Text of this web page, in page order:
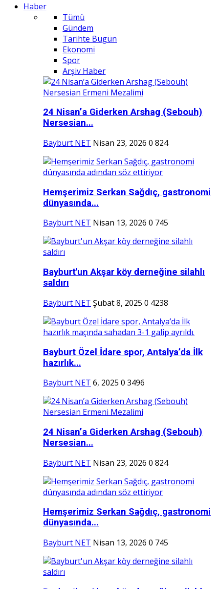
Haber
Tümü
Gündem
Tarihte Bugün
Ekonomi
Spor
Arşiv Haber
24 Nisan’a Giderken Arshag (Sebouh)
Nersesian...
Bayburt NET Nisan 23, 2026 0 824
Hemşerimiz Serkan Sağdıç, gastronomi
dünyasında...
Bayburt NET Nisan 13, 2026 0 745
Bayburt'un Akşar köy derneğine silahlı
saldırı
Bayburt NET Şubat 8, 2025 0 4238
Bayburt Özel İdare spor, Antalya’da İlk
hazırlık...
Bayburt NET 6, 2025 0 3496
24 Nisan’a Giderken Arshag (Sebouh)
Nersesian...
Bayburt NET Nisan 23, 2026 0 824
Hemşerimiz Serkan Sağdıç, gastronomi
dünyasında...
Bayburt NET Nisan 13, 2026 0 745